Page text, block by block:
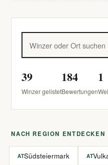
39
Winzer gelistet
184
Bewertungen
1
NACH REGION ENTDECKEN
ATSüdsteiermark AT